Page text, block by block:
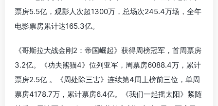
票房5.5亿，观影人次超1300万，总场次245.4万场，全年
电影票房累计达165.3亿。
《哥斯拉大战金刚2：帝国崛起》获得周榜冠军，首周票房
3.2亿。《功夫熊猫4》位列亚军，周票房6088.4万，累计
票房2.5亿 。《周处除三害》连续第4周上榜前三位，单周
票房4178.7万，累计票房6.4亿。《我们一起摇太阳》紧随